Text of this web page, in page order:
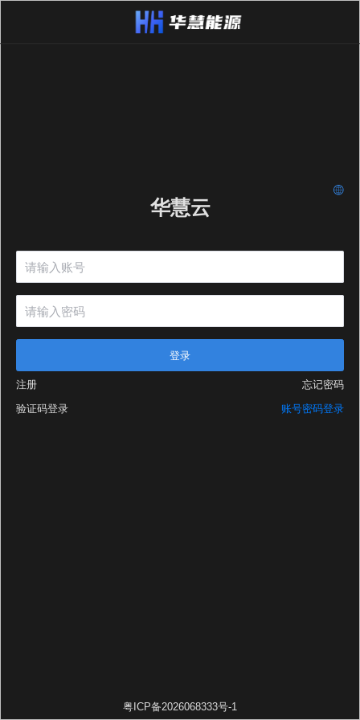
华慧云
登录
注册
忘记密码
验证码登录
账号密码登录
粤ICP备2026068333号-1